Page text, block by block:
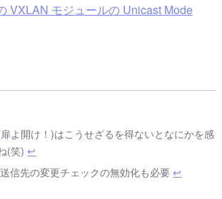
VXLAN モジュールの Unicast Mode
よ開け！)はこうせざるを得ないとなにかを感
(笑)↩
信先の変更チェックの無効化も必要↩